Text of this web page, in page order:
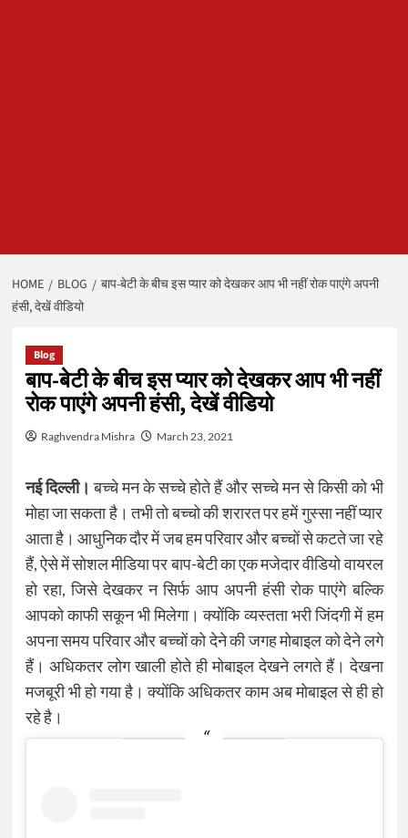
HOME BLOG
बाप-बेटी के बीच इस प्यार को देखकर आप भी नहीं रोक पाएंगे अपनी
हंसी, देखें वीडियो
Blog
बाप-बेटी के बीच इस प्यार को देखकर आप भी नहीं
रोक पाएंगे अपनी हंसी, देखें वीडियो
Raghvendra Mishra March 23, 2021
नई दिल्ली। बच्चे मन के सच्चे होते हैं और सच्चे मन से किसी को भी
मोहा जा सकता है। तभी तो बच्चो की शरारत पर हमें गुस्सा नहीं प्यार
आता है। आधुनिक दौर में जब हम परिवार और बच्चों से कटते जा रहे
हैं, ऐसे में सोशल मीडिया पर बाप-बेटी का एक मजेदार वीडियो वायरल
हो रहा, जिसे देखकर न सिर्फ आप अपनी हंसी रोक पाएंगे बल्कि
आपको काफी सकून भी मिलेगा। क्योंकि व्यस्तता भरी जिंदगी में हम
अपना समय परिवार और बच्चों को देने की जगह मोबाइल को देने लगे
हैं। अधिकतर लोग खाली होते ही मोबाइल देखने लगते हैं। देखना
मजबूरी भी हो गया है। क्योंकि अधिकतर काम अब मोबाइल से ही हो
रहे है।